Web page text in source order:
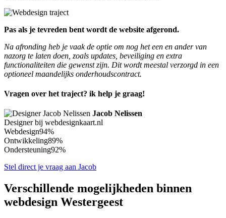
Pas als je tevreden bent wordt de website afgerond.
Na afronding heb je vaak de optie om nog het een en ander van
nazorg te laten doen, zoals updates, beveiliging en extra
functionaliteiten die gewenst zijn. Dit wordt meestal verzorgd in een
optioneel maandelijks onderhoudscontract.
Vragen over het traject? ik help je graag!
Jacob Nelissen
Designer bij webdesignkaart.nl
Webdesign94%
Ontwikkeling89%
Ondersteuning92%
Stel direct je vraag aan Jacob
Verschillende mogelijkheden binnen
webdesign Westergeest